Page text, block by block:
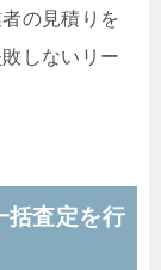
の見積りを
しないリー
括査定を行